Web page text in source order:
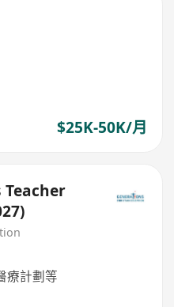
$25K-50K/月
Teacher
療計劃等